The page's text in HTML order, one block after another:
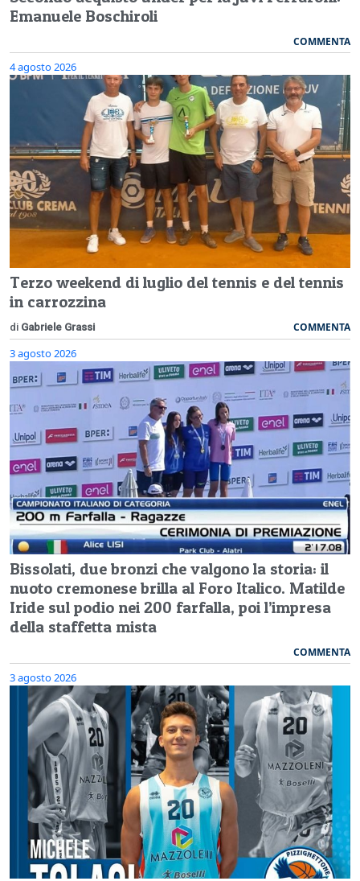
Emanuele Boschiroli
COMMENTA
4 agosto 2026
Terzo weekend di luglio del tennis e del tennis
in carrozzina
di Gabriele Grassi COMMENTA
3 agosto 2026
Bissolati, due bronzi che valgono la storia: il
nuoto cremonese brilla al Foro Italico. Matilde
Iride sul podio nei 200 farfalla, poi l’impresa
della staffetta mista
COMMENTA
3 agosto 2026